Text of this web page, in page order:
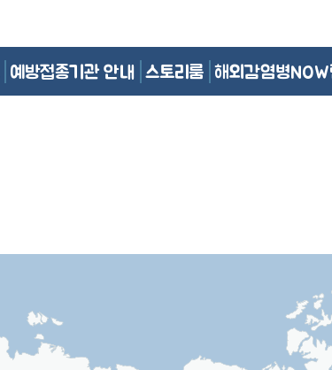
예방접종기관 안내 스토리룸 해외감염병